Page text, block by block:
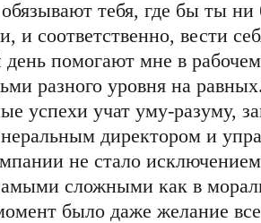
тебя, где бы ты ни
и соответственно, вести
день помогают мне в
разного уровня на
успехи учат уму-разуму,
директором и
не стало
сложными как в
было даже желание